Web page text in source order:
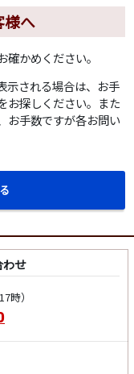
様へ
かめください。
示される場合は、お手
お探しください。また
お手数ですが各お問い
せ
時）